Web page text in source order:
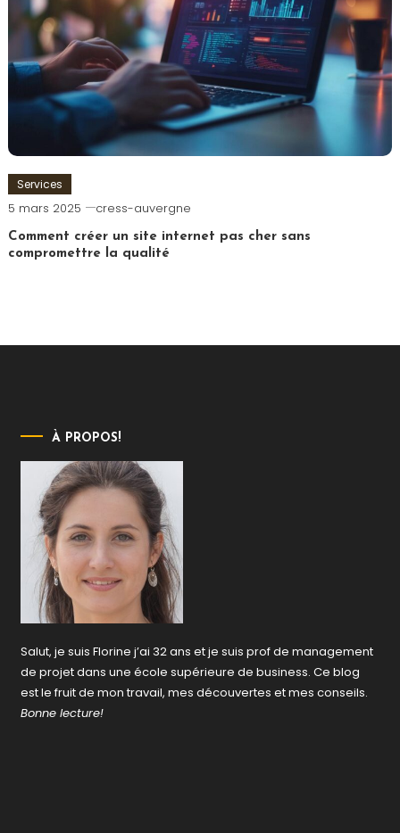
Services
5 mars 2025 cress-auvergne
Comment créer un site internet pas cher sans
compromettre la qualité
À PROPOS!
Salut, je suis Florine j’ai 32 ans et je suis prof de management
de projet dans une école supérieure de business. Ce blog
est le fruit de mon travail, mes découvertes et mes conseils.
Bonne lecture!